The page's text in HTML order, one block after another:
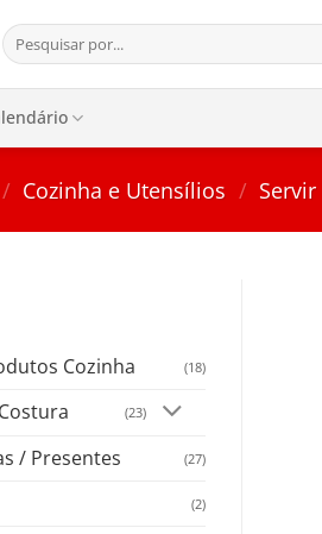
Pesquisar
por:
/ Cozinha e Utensílios /
Cozinha (18)
(23)
/ Presentes (27)
(2)